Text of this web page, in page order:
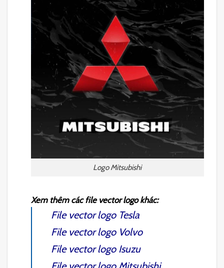
Logo Mitsubishi
Xem thêm các file vector logo khác:
File vector logo Tesla
File vector logo Volvo
File vector logo Isuzu